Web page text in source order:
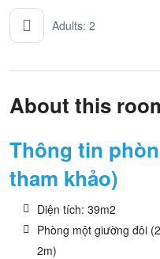
Adults: 2
About this
Thông tin
tham khảo)
Diện tích: 39m2
Phòng một giường đôi
2m)